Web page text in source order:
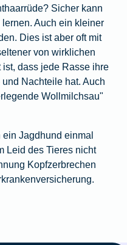
Sicher kann
Auch ein kleiner
Dies ist aber oft mit
von wirklichen
dass jede Rasse ihre
Nachteile hat. Auch
Wollmilchsau"
Jagdhund einmal
Leid des Tieres nicht
Kopfzerbrechen